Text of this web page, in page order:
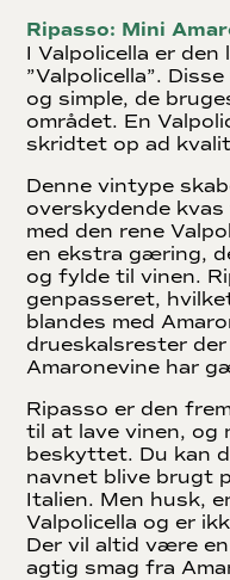
Ripasso: Mini
I Valpolicella er
”Valpolicella”.
og simple, de
området. En
skridtet op ad
Denne vintype
overskydende
med den rene
en ekstra gæring,
og fylde til vinen.
genpasseret,
blandes med
drueskalsrester
Amaronevine har
Ripasso er den
til at lave vinen, og
beskyttet. Du kan
navnet blive brugt
Italien. Men husk,
Valpolicella og er
Der vil altid være
agtig smag fra